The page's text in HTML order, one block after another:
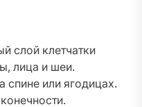
слой клетчатки
лица и шеи.
спине или ягодицах.